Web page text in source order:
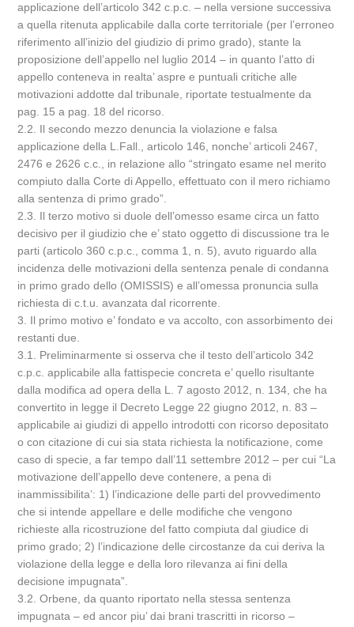
applicazione dell’articolo 342 c.p.c. – nella versione successiva
a quella ritenuta applicabile dalla corte territoriale (per l’erroneo
riferimento all’inizio del giudizio di primo grado), stante la
proposizione dell’appello nel luglio 2014 – in quanto l’atto di
appello conteneva in realta’ aspre e puntuali critiche alle
motivazioni addotte dal tribunale, riportate testualmente da
pag. 15 a pag. 18 del ricorso.
2.2. Il secondo mezzo denuncia la violazione e falsa
applicazione della L.Fall., articolo 146, nonche’ articoli 2467,
2476 e 2626 c.c., in relazione allo “stringato esame nel merito
compiuto dalla Corte di Appello, effettuato con il mero richiamo
alla sentenza di primo grado”.
2.3. Il terzo motivo si duole dell’omesso esame circa un fatto
decisivo per il giudizio che e’ stato oggetto di discussione tra le
parti (articolo 360 c.p.c., comma 1, n. 5), avuto riguardo alla
incidenza delle motivazioni della sentenza penale di condanna
in primo grado dello (OMISSIS) e all’omessa pronuncia sulla
richiesta di c.t.u. avanzata dal ricorrente.
3. Il primo motivo e’ fondato e va accolto, con assorbimento dei
restanti due.
3.1. Preliminarmente si osserva che il testo dell’articolo 342
c.p.c. applicabile alla fattispecie concreta e’ quello risultante
dalla modifica ad opera della L. 7 agosto 2012, n. 134, che ha
convertito in legge il Decreto Legge 22 giugno 2012, n. 83 –
applicabile ai giudizi di appello introdotti con ricorso depositato
o con citazione di cui sia stata richiesta la notificazione, come
caso di specie, a far tempo dall’11 settembre 2012 – per cui “La
motivazione dell’appello deve contenere, a pena di
inammissibilita’: 1) l’indicazione delle parti del provvedimento
che si intende appellare e delle modifiche che vengono
richieste alla ricostruzione del fatto compiuta dal giudice di
primo grado; 2) l’indicazione delle circostanze da cui deriva la
violazione della legge e della loro rilevanza ai fini della
decisione impugnata”.
3.2. Orbene, da quanto riportato nella stessa sentenza
impugnata – ed ancor piu’ dai brani trascritti in ricorso –